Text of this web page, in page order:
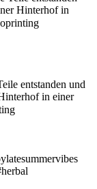
entstanden und
in einer